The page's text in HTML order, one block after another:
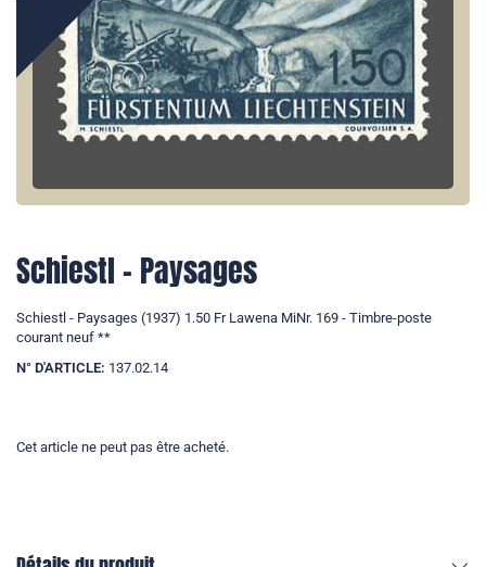
Schiestl - Paysages
Schiestl - Paysages (1937) 1.50 Fr Lawena MiNr. 169 - Timbre-poste
courant neuf **
N° D'ARTICLE: 137.02.14
Cet article ne peut pas être acheté.